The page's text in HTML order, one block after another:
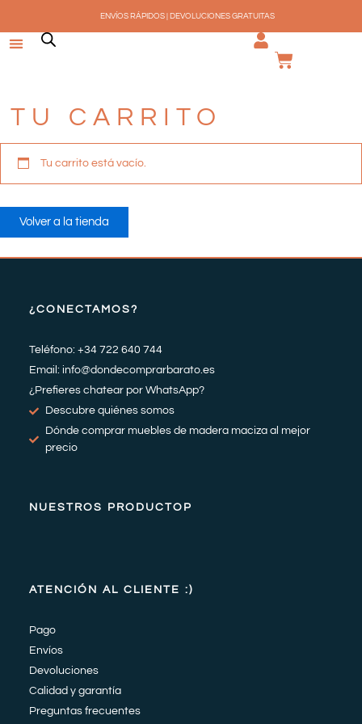
contenido
ENVÍOS RÁPIDOS | DEVOLUCIONES GRATUITAS
TU CARRITO
Tu carrito está vacío.
Volver a la tienda
¿CONECTAMOS?
Teléfono: +34 722 640 744
Email: info@dondecomprarbarato.es
¿Prefieres chatear por WhatsApp?
Descubre quiénes somos
Dónde comprar muebles de madera maciza al mejor
precio
NUESTROS PRODUCTOP
ATENCIÓN AL CLIENTE :)
Pago
Envíos
Devoluciones
Calidad y garantía
Preguntas frecuentes